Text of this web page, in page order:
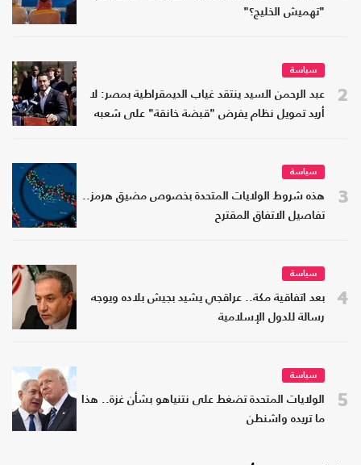
"تهميش الخليج؟"
2
سياسة
عبد الرحمن السيد ينتقد غياب الديمقراطية بمصر: لا
أريد تمويل نظام يفرض "قبضة خانقة" على شعبه
3
سياسة
هذه شروط الولايات المتحدة بخصوص مضيق هرمز..
تفاصيل الاتفاق المقترح
4
سياسة
بعد اتفاقية مكة.. عراقجي يشيد بجيش بلاده ويوجه
رسالة للدول الإسلامية
5
سياسة
الولايات المتحدة تضغط على نتنياهو بشأن غزة.. هذا
ما تريده واشنطن